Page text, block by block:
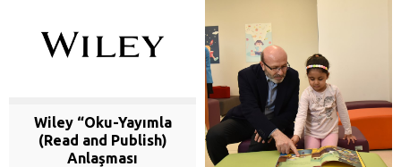
Wiley “Oku-Yayımla
(Read and Publish)
Anlaşması